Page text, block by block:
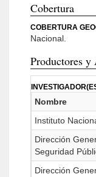
Cobertura
COBERTURA
Nacional.
Productores y
Nombre
Instituto
Dirección
Seguridad
Dirección